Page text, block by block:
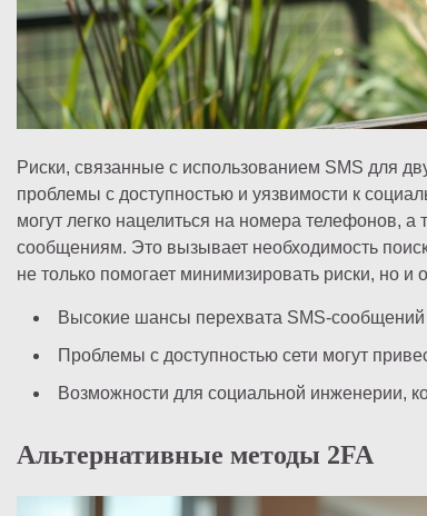
Риски, связанные с использованием SMS для
проблемы с доступностью и уязвимости к
могут легко нацелиться на номера телефонов,
сообщениям. Это вызывает необходимость
не только помогает минимизировать риски, но
Высокие шансы перехвата SMS-
Проблемы с доступностью сети могут
Возможности для социальной инженерии,
Альтернативные методы 2FA